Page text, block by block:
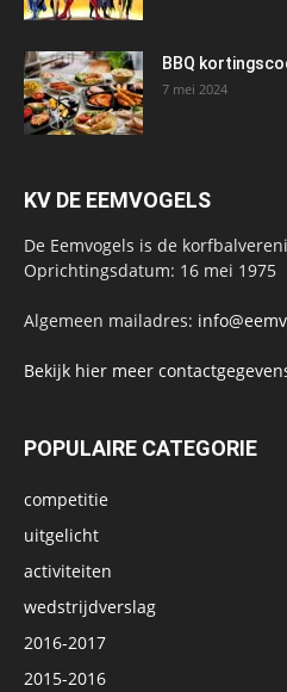
BBQ
7 mei 2024
KV DE EEMVOGELS
De Eemvogels is de
Oprichtingsdatum: 16 mei 1975
Algemeen mailadres:
Bekijk hier meer
POPULAIRE CATEGORIE
competitie
uitgelicht
activiteiten
wedstrijdverslag
2016-2017
2015-2016